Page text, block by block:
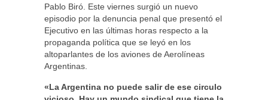
Pablo Biró. Este viernes surgió un nuevo
episodio por la denuncia penal que presentó el
Ejecutivo en las últimas horas respecto a la
propaganda política que se leyó en los
altoparlantes de los aviones de Aerolíneas
Argentinas.
«La Argentina no puede salir de ese circulo